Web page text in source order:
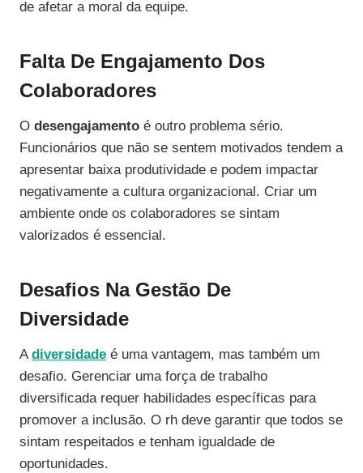
de afetar a moral da equipe.
Falta De Engajamento Dos
Colaboradores
O desengajamento é outro problema sério.
Funcionários que não se sentem motivados tendem a
apresentar baixa produtividade e podem impactar
negativamente a cultura organizacional. Criar um
ambiente onde os colaboradores se sintam
valorizados é essencial.
Desafios Na Gestão De
Diversidade
Adiversidade é uma vantagem, mas também um
desafio. Gerenciar uma força de trabalho
diversificada requer habilidades específicas para
promover a inclusão. O rh deve garantir que todos se
sintam respeitados e tenham igualdade de
oportunidades.